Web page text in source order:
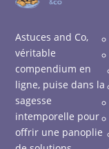
Astuces and Co,
véritable
compendium en
ligne, puise dans la
sagesse
intemporelle pour
offrir une panoplie